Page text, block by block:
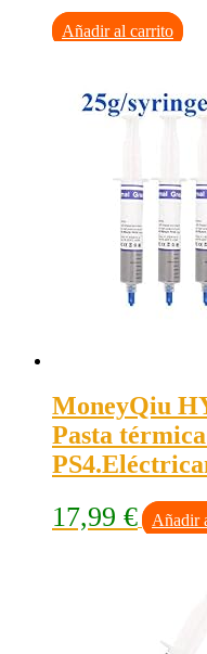
Añadir al carrito
MoneyQiu
Pasta
17,99 € Añadir